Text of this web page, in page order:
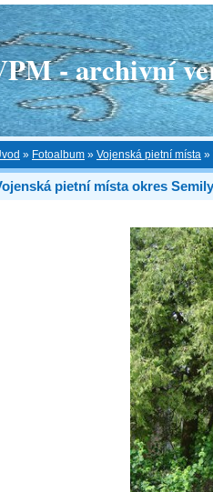
- archivní
» Fotoalbum » Vojenská pietní místa »
pietní místa okres Semily